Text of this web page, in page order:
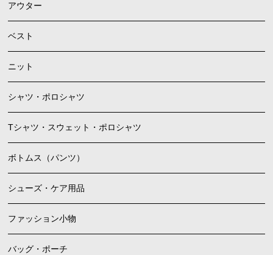
アウター
ベスト
ニット
シャツ・ポロシャツ
Tシャツ・スウェット・ポロシャツ
ボトムス（パンツ）
シューズ・ケア用品
ファッション小物
バッグ・ポーチ